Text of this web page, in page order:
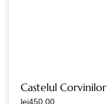
Castelul Corvinilor
lei450.00